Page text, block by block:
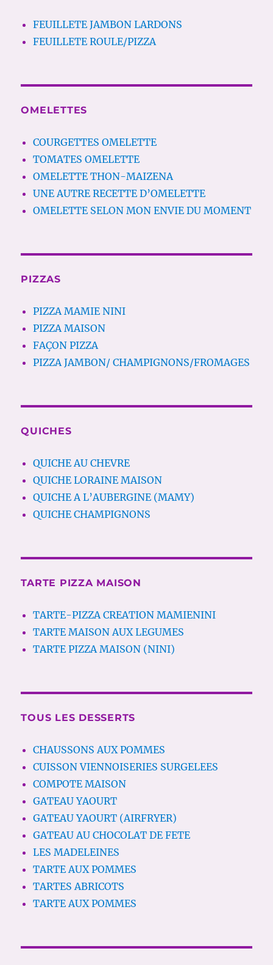
FEUILLETE JAMBON LARDONS
FEUILLETE ROULE/PIZZA
OMELETTES
COURGETTES OMELETTE
TOMATES OMELETTE
OMELETTE THON-MAIZENA
UNE AUTRE RECETTE D’OMELETTE
OMELETTE SELON MON ENVIE DU MOMENT
PIZZAS
PIZZA MAMIE NINI
PIZZA MAISON
FAÇON PIZZA
PIZZA JAMBON/ CHAMPIGNONS/FROMAGES
QUICHES
QUICHE AU CHEVRE
QUICHE LORAINE MAISON
QUICHE A L’AUBERGINE (MAMY)
QUICHE CHAMPIGNONS
TARTE PIZZA MAISON
TARTE-PIZZA CREATION MAMIENINI
TARTE MAISON AUX LEGUMES
TARTE PIZZA MAISON (NINI)
TOUS LES DESSERTS
CHAUSSONS AUX POMMES
CUISSON VIENNOISERIES SURGELEES
COMPOTE MAISON
GATEAU YAOURT
GATEAU YAOURT (AIRFRYER)
GATEAU AU CHOCOLAT DE FETE
LES MADELEINES
TARTE AUX POMMES
TARTES ABRICOTS
TARTE AUX POMMES